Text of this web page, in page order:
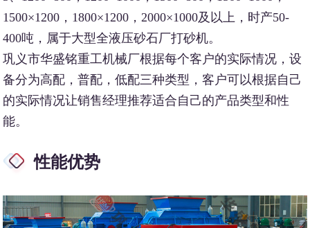
1500×1200，1800×1200，2000×1000及以上，时产50-
400吨，属于大型全液压砂石厂打砂机。
巩义市华盛铭重工机械厂根据每个客户的实际情况，设
备分为高配，普配，低配三种类型，客户可以根据自己
的实际情况让销售经理推荐适合自己的产品类型和性
能。
性能优势